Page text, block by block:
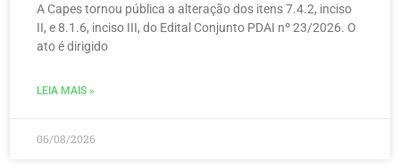
A Capes tornou pública a alteração dos itens 7.4.2, inciso
II, e 8.1.6, inciso III, do Edital Conjunto PDAI nº 23/2026. O
ato é dirigido
LEIA MAIS »
06/08/2026